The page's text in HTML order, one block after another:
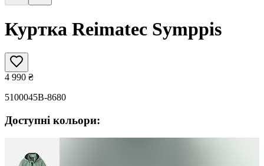
Куртка Reimatec Symppis
4 990 ₴
5100045B-8680
Доступні кольори: